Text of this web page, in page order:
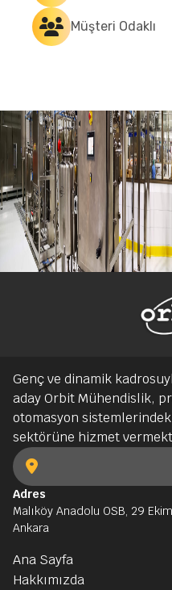
Müşteri Odaklı
Genç ve dinamik
aday Orbit Mühendislik,
otomasyon
sektörüne hizmet
Adres
Malıköy Anadolu OSB, 29
Ankara
Ana Sayfa
Hakkımızda